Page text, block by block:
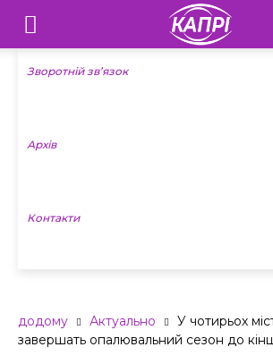
Телебачення
«Капрі»
Новини
Зворотній зв’язок
Архів
Контакти
додому Актуально
У чотирьох
завершать опалювальний сезон до